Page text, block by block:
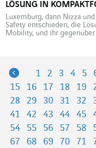
LÖSUNG IN
Luxemburg, dann Nizza
Safety entschieden, die
Mobility, und ihr
Entgleisungs- […]
Previous
1 2 3 4 5
15
16 17 18 19
28
29 30 31 32
41
42 43 44 45
54
55 56 57 58
67
68 69 70 71